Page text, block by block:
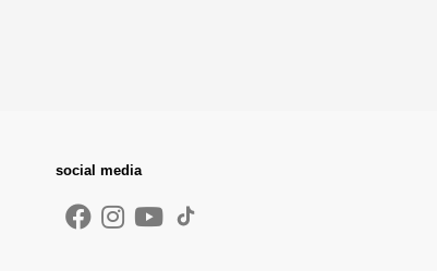
social media